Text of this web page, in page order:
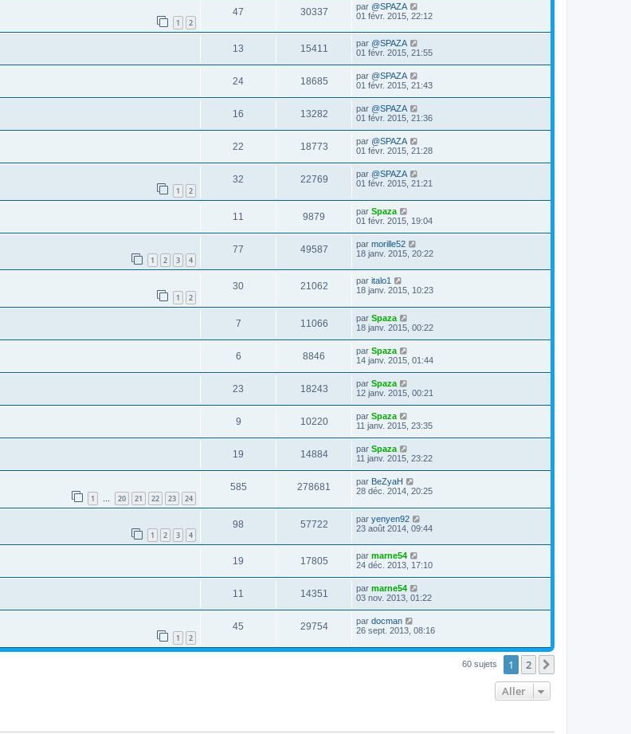
1 2
47 30337 par @SPAZA
01 févr. 2015, 22:12
13 15411 par @SPAZA
01 févr. 2015, 21:55
24 18685 par @SPAZA
01 févr. 2015, 21:43
16 13282 par @SPAZA
01 févr. 2015, 21:36
22 18773 par @SPAZA
01 févr. 2015, 21:28
1 2
32 22769 par @SPAZA
01 févr. 2015, 21:21
11 9879 par Spaza
01 févr. 2015, 19:04
1 2 3 4
77 49587 par morille52
18 janv. 2015, 20:22
1 2
30 21062 par italo1
18 janv. 2015, 10:23
7 11066 par Spaza
18 janv. 2015, 00:22
6 8846 par Spaza
14 janv. 2015, 01:44
23 18243 par Spaza
12 janv. 2015, 00:21
9 10220 par Spaza
11 janv. 2015, 23:35
19 14884 par Spaza
11 janv. 2015, 23:22
1 … 20 21 22 23 24
585 278681 par BeZyaH
28 déc. 2014, 20:25
1 2 3 4
98 57722 par yenyen92
23 août 2014, 09:44
19 17805 par marne54
24 déc. 2013, 17:10
11 14351 par marne54
03 nov. 2013, 01:22
1 2
45 29754 par docman
26 sept. 2013, 08:16
60 sujets 1 2
Aller